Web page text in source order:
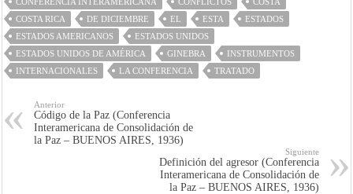
COSTA RICA
DE DICIEMBRE EL ESTA
ESTADOS
ESTADOS AMERICANOS
ESTADOS UNIDOS
ESTADOS UNIDOS DE AMÉRICA
GINEBRA
INSTRUMENTOS
INTERNACIONALES
LA CONFERENCIA TRATADO
Anterior
Código de la Paz (Conferencia
Interamericana de Consolidación de
la Paz – BUENOS AIRES, 1936)
Siguiente
Definición del agresor (Conferencia
Interamericana de Consolidación de
la Paz – BUENOS AIRES, 1936)